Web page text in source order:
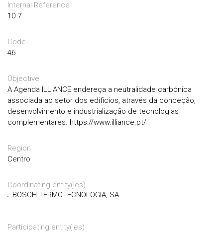
Internal Reference
10.7
Code
46
Objective
A Agenda ILLIANCE endereça a neutralidade carbónica
associada ao setor dos edifícios, através da conceção,
desenvolvimento e industrialização de tecnologias
complementares. https://www.illiance.pt/
Region
Centro
Coordinating entity(ies)
BOSCH TERMOTECNOLOGIA, SA.
Participating entity(ies)